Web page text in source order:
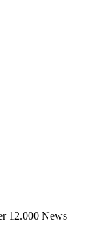
12.000 News